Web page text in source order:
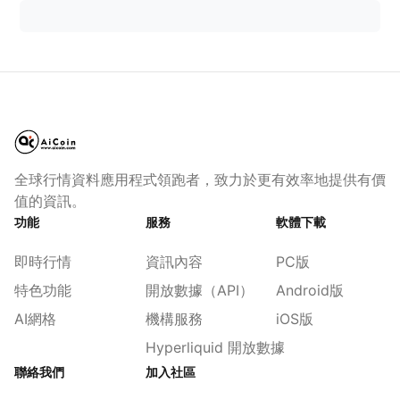
全球行情資料應用程式領跑者，致力於更有效率地提供有價
值的資訊。
功能
即時行情
特色功能
AI網格
服務
資訊內容
開放數據（API）
機構服務
Hyperliquid 開放數據
軟體下載
PC版
Android版
iOS版
聯絡我們 加入社區